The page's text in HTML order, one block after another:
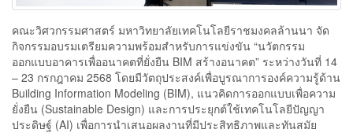
คณะวิศวกรรมศาสตร์ มหาวิทยาลัยเทคโนโลยีราชมงคลล้านนา จัด
กิจกรรมอบรมเตรียมความพร้อมสำหรับการแข่งขัน “นวัตกรรม
ออกแบบอาคารเพื่ออนาคตที่ยั่งยืน BIM สร้างอนาคต” ระหว่างวันที่ 14
– 23 กรกฎาคม 2568 โดยมีวัตถุประสงค์เพื่อบูรณาการองค์ความรู้ด้าน
Building Information Modeling (BIM), แนวคิดการออกแบบเพื่อความ
ยั่งยืน (Sustainable Design) และการประยุกต์ใช้เทคโนโลยีปัญญา
ประดิษฐ์ (AI) เพื่อการนำเสนอผลงานที่มีประสิทธิภาพและทันสมัย